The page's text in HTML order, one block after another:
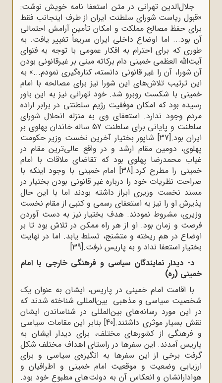
جلال‌الدین تهرانی در متن استعفا نامه خویش نوشت:
«قبول ریاست شورای سلطنت ایران از طرف اینجانب فقط
برای حفظ مصالح مملکت و امکان تأمین آرامش احتمالی
آن بود... اما اوضاع داخلی ایران سریعاً تغییر یافت. به
طوری که برای احترام به افکار عمومی با توجه به فتوای
آیت‌الله العظمی خمینی دام برکاته مبنی بر غیرقانونی بودن
آن شورا، آن را غیر قانونی دانسته، کناره‌گیری نمودم...» به
این ترتیب تلاش‌های این شورا نیز برای مصالحه با امام
خمینی با شکست روبرو شد. خود تهرانی نیز به این باور
رسیده بود که امکان موفقیت رژیم سلطنتی در برابر اراده
مردم وجود ندارد. استعفای وی به منزله انحلال شورای
سلطنت و پایانی برای سلطنت 57 ساله خاندان پهلوی بر
ایران بود.[37] شاپور بختیار آخرین نخست وزیر حکومت
پهلوی، دومین مقام ارشد و در واقع عالی‌ترین مقام در
غیاب محمدرضا پهلوی بود که تقاضای ملاقات با امام
خمینی را مطرح کرد.[38] امام خمینی با وجود اینکه با
صراحت نظریات خود را درباره غیر قانونی بودن بختیار در
مسند نخست وزیری ابراز داشته بودند اما با این حال
پذیرش او را نیز به استعفای رسمی و کتبی از مقام نخست
وزیری، مشروط نمودند. هدف بختیار نیز به دست آوردن
فرصت و زمان بود. او از هر راه ممکن در تلاش بود تا بر
اوضاع در هم ریخته و متشنج، تسلط یابد. اما در نهایت
بختیار استعفا نداد و به پاریس نرفت.[39]
د- دیدار نمایندگان سیاسی و فرهنگی خارجی با امام
خمینی (ره)
با اقامت امام خمینی در پاریس، ایشان به عنوان یک
شخصیت سیاسی و مذهبی بین‌المللی شناخته شدند که
در این مورد رسانه‌های بین‌المللی در شناساندن ایشان
نقش بسیار موثری داشتند.[40]بنابر این مقامات سیاسی
و فرهنگی از کشورهای مختلف، برای دیدار ایشان به
پاریس آمدند. این سفرها در راستای اهداف مختلف شکل
گرفت برخی از این سفرها به انگیزه‌ی سیاسی و برای
ارزیابی وضعیت و موقعیت امام خمینی و اطرافیان و
هوادارانشان و انعکاس آن به دولت‌های مطبوع خود بود.